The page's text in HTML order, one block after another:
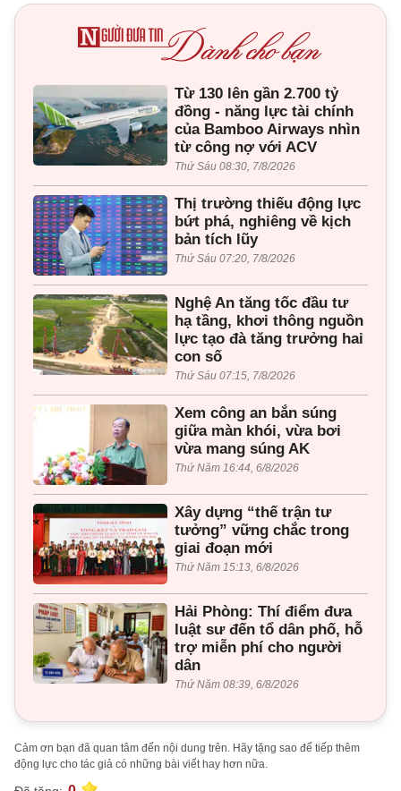
Từ 130 lên gần 2.700 tỷ
đồng - năng lực tài chính
của Bamboo Airways nhìn
từ công nợ với ACV
Thứ Sáu 08:30, 7/8/2026
Thị trường thiếu động lực
bứt phá, nghiêng về kịch
bản tích lũy
Thứ Sáu 07:20, 7/8/2026
Nghệ An tăng tốc đầu tư
hạ tầng, khơi thông nguồn
lực tạo đà tăng trưởng hai
con số
Thứ Sáu 07:15, 7/8/2026
Xem công an bắn súng
giữa màn khói, vừa bơi
vừa mang súng AK
Thứ Năm 16:44, 6/8/2026
Xây dựng “thế trận tư
tưởng” vững chắc trong
giai đoạn mới
Thứ Năm 15:13, 6/8/2026
Hải Phòng: Thí điểm đưa
luật sư đến tổ dân phố, hỗ
trợ miễn phí cho người
dân
Thứ Năm 08:39, 6/8/2026
Cảm ơn bạn đã quan tâm đến nội dung trên. Hãy tặng sao để tiếp thêm
động lực cho tác giả có những bài viết hay hơn nữa.